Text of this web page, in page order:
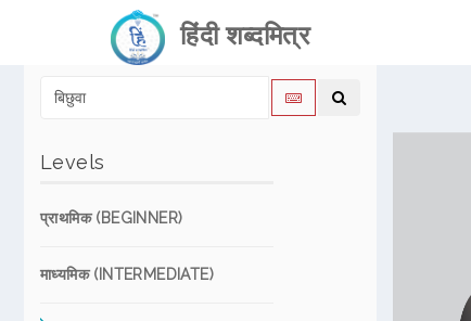
हिंदी शब्दमित्र
Levels
प्राथमिक (BEGINNER)
माध्यमिक (INTERMEDIATE)